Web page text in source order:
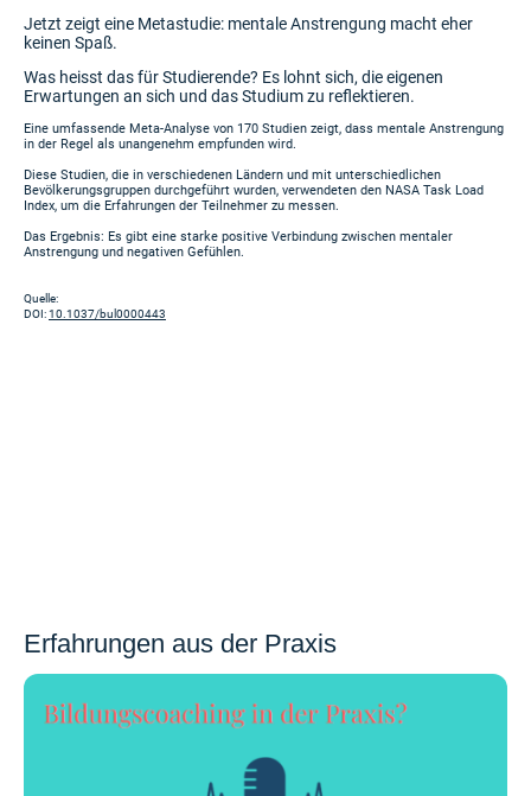
Jetzt zeigt eine Metastudie: mentale Anstrengung macht eher
keinen Spaß.
Was heisst das für Studierende? Es lohnt sich, die eigenen
Erwartungen an sich und das Studium zu reflektieren.
Eine umfassende Meta-Analyse von 170 Studien zeigt, dass mentale Anstrengung
in der Regel als unangenehm empfunden wird.
Diese Studien, die in verschiedenen Ländern und mit unterschiedlichen
Bevölkerungsgruppen durchgeführt wurden, verwendeten den NASA Task Load
Index, um die Erfahrungen der Teilnehmer zu messen.
Das Ergebnis: Es gibt eine starke positive Verbindung zwischen mentaler
Anstrengung und negativen Gefühlen.
Quelle:
DOI:10.1037/bul0000443
Erfahrungen aus der Praxis